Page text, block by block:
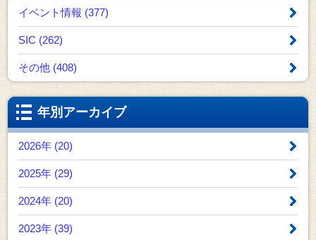
イベント情報 (377)
SIC (262)
その他 (408)
年別アーカイブ
2026年 (20)
2025年 (29)
2024年 (20)
2023年 (39)